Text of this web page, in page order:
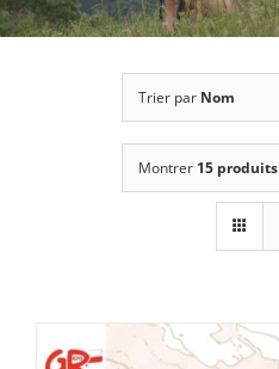
Trier par Nom
Montrer 15 produits